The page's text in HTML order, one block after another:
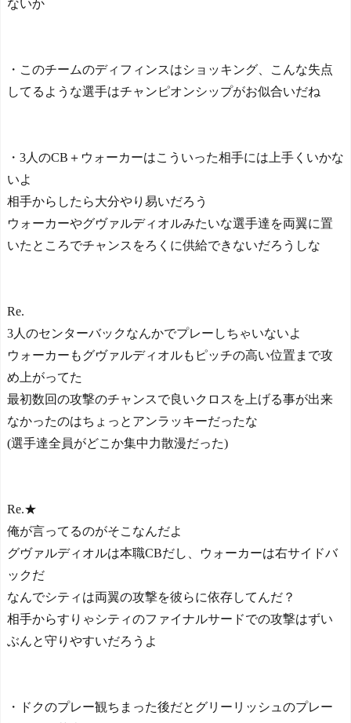
ないか
・このチームのディフィンスはショッキング、こんな失点
してるような選手はチャンピオンシップがお似合いだね
・3人のCB＋ウォーカーはこういった相手には上手くいかな
いよ
相手からしたら大分やり易いだろう
ウォーカーやグヴァルディオルみたいな選手達を両翼に置
いたところでチャンスをろくに供給できないだろうしな
Re.
3人のセンターバックなんかでプレーしちゃいないよ
ウォーカーもグヴァルディオルもピッチの高い位置まで攻
め上がってた
最初数回の攻撃のチャンスで良いクロスを上げる事が出来
なかったのはちょっとアンラッキーだったな
(選手達全員がどこか集中力散漫だった)
Re.★
俺が言ってるのがそこなんだよ
グヴァルディオルは本職CBだし、ウォーカーは右サイドバ
ックだ
なんでシティは両翼の攻撃を彼らに依存してんだ？
相手からすりゃシティのファイナルサードでの攻撃はずい
ぶんと守りやすいだろうよ
・ドクのプレー観ちまった後だとグリーリッシュのプレー